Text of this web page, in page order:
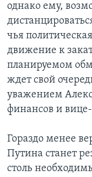
однако ему,
чья
движение к
планируемом
ждет свой
уважением
финансов и
Гораздо менее
Путина станет
столь